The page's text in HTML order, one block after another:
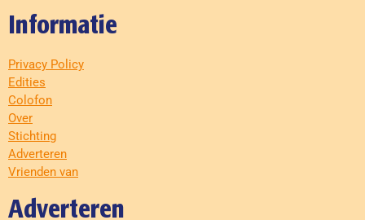
Informatie
Privacy Policy
Edities
Colofon
Over
Stichting
Adverteren
Vrienden van
Adverteren